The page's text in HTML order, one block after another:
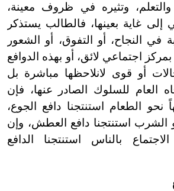
وتثيره في ظروف معينة،
إلى غاية بعينها، فالطالب يستذكر
في النجاح، أو التفوق، أو الشعور
اجتماعي لائق، أو بهذه الدوافع
أو قوى لانلاحظها مباشرة بل
العام للسلوك الصادر عنها، فإن
الطعام استنتجنا دافع الجوع،
الشرب استنتجنا دافع العطش، وإن
بالناس استنتجنا الدافع